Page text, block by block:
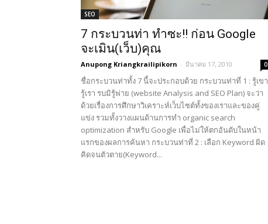
SEO
7 กระบวนท่า ทำซะ!! ก่อน Google
จะเมิน(เว็บ)คุณ
Anupong Kriangkrailipikorn - มีนาคม 17, 2010 0
ชื่อกระบวนท่าทั้ง 7 นี้จะประกอบด้วย กระบวนท่าที่ 1 : รู้เขา
รู้เรา รบมิรู้พ่าย (website Analysis and SEO Plan) จะว่า
ด้วยเรื่องการศึกษาวิเคราะห์เว็บไซต์ทั้งของเราและของคู่
แข่ง รวมทั้งวางแผนด้านการทำ organic search
optimization สำหรับ Google เพื่อไม่ให้ตกอันดับในหน้า
แรกของผลการค้นหา กระบวนท่าที่ 2 : เลือก Keyword ผิด
คิดจนตัวตาย(Keyword...